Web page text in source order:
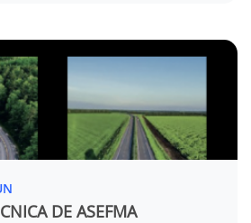
DE ASEFMA